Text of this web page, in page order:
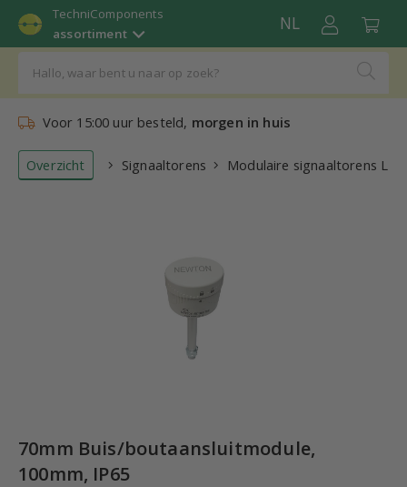
TechniComponents
assortiment
NL
Voor 15:00 uur besteld, morgen in huis
Overzicht Signaaltorens Modulaire signaaltorens LED
70mm Buis/boutaansluitmodule,
100mm, IP65